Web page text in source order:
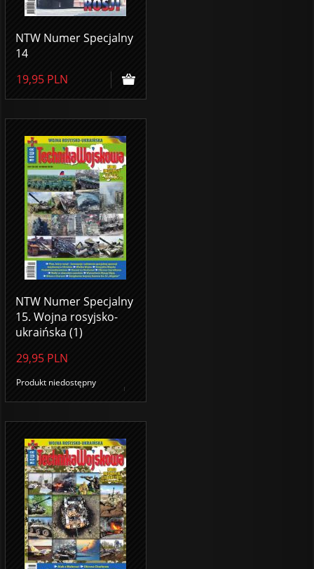
NTW Numer Specjalny
14
19,95 PLN
NTW Numer Specjalny
15. Wojna rosyjsko-
ukraińska (1)
29,95 PLN
Produkt niedostępny